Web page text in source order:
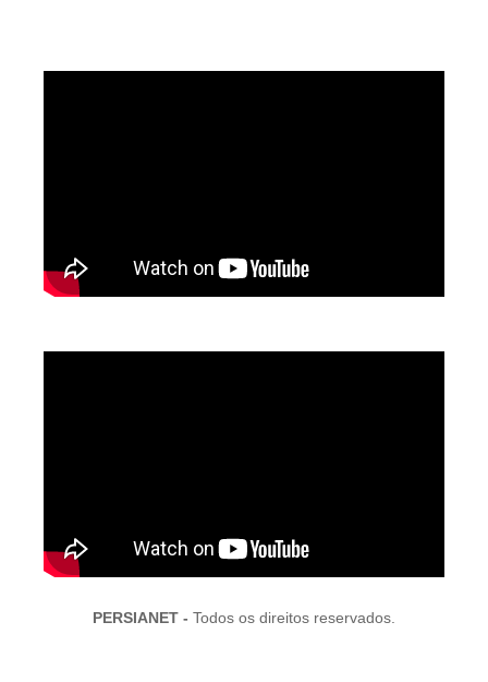
PERSIANET - Todos os direitos reservados.